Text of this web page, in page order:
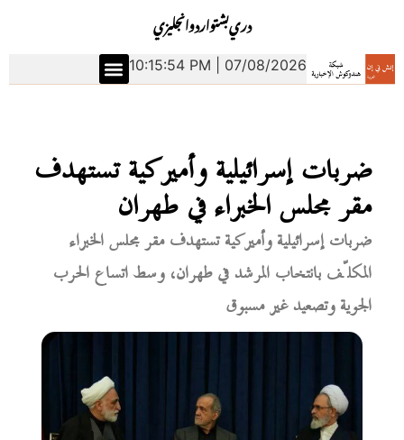
انجليزياردوبشتودري
10:15:55 PM | 07/08/2026
ضربات إسرائيلية وأميركية تستهدف
مقر مجلس الخبراء في طهران
ضربات إسرائيلية وأميركية تستهدف مقر مجلس الخبراء
المكلّف بانتخاب المرشد في طهران، وسط اتساع الحرب
الجوية وتصعيد غير مسبوق